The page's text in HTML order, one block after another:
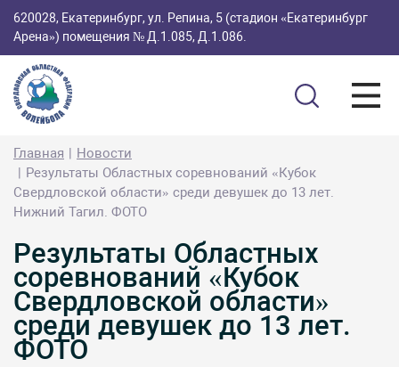
620028, Екатеринбург, ул. Репина, 5 (стадион «Екатеринбург
Арена») помещения № Д.1.085, Д.1.086.
Главная
Новости
Результаты Областных соревнований «Кубок
Свердловской области» среди девушек до 13 лет.
Нижний Тагил. ФОТО
Результаты Областных
соревнований «Кубок
Свердловской области»
среди девушек до 13 лет.
ФОТО